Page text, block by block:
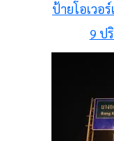
ป้ายโอเวอ
9 ป